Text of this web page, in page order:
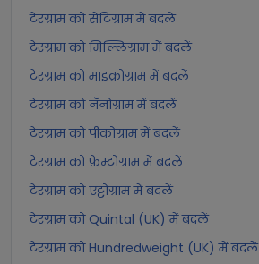
टेरग्राम को सेंटिग्राम में बदलें
टेरग्राम को मिल्लिग्राम में बदलें
टेरग्राम को माइक्रोग्राम में बदलें
टेरग्राम को नॅनोग्राम में बदलें
टेरग्राम को पीकोग्राम में बदलें
टेरग्राम को फ़ेम्टोग्राम में बदलें
टेरग्राम को एट्टोग्राम में बदलें
टेरग्राम को Quintal (UK) में बदलें
टेरग्राम को Hundredweight (UK) में बदलें